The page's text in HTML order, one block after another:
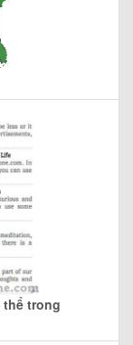
thể trong